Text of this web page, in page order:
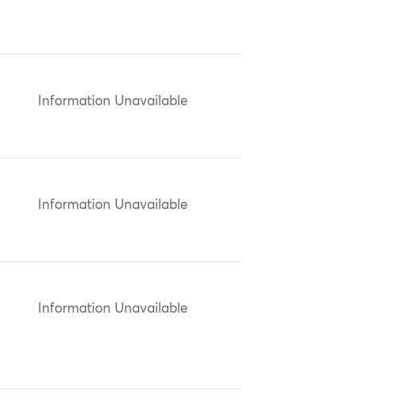
Information Unavailable
Information Unavailable
Information Unavailable